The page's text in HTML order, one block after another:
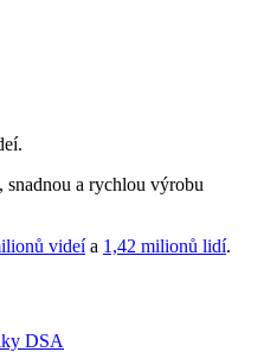
snadnou a rychlou výrobu
videía 1,42 milionů lidí.
DSA